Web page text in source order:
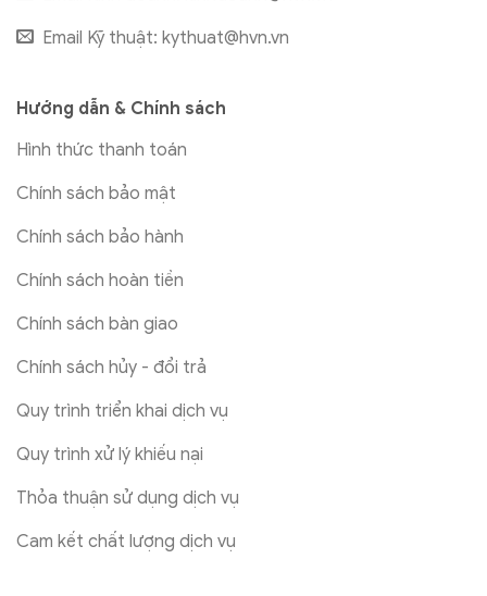
Email Kỹ thuật: kythuat@hvn.vn
Hướng dẫn & Chính sách
Hình thức thanh toán
Chính sách bảo mật
Chính sách bảo hành
Chính sách hoàn tiền
Chính sách bàn giao
Chính sách hủy - đổi trả
Quy trình triển khai dịch vụ
Quy trình xử lý khiếu nại
Thỏa thuận sử dụng dịch vụ
Cam kết chất lượng dịch vụ